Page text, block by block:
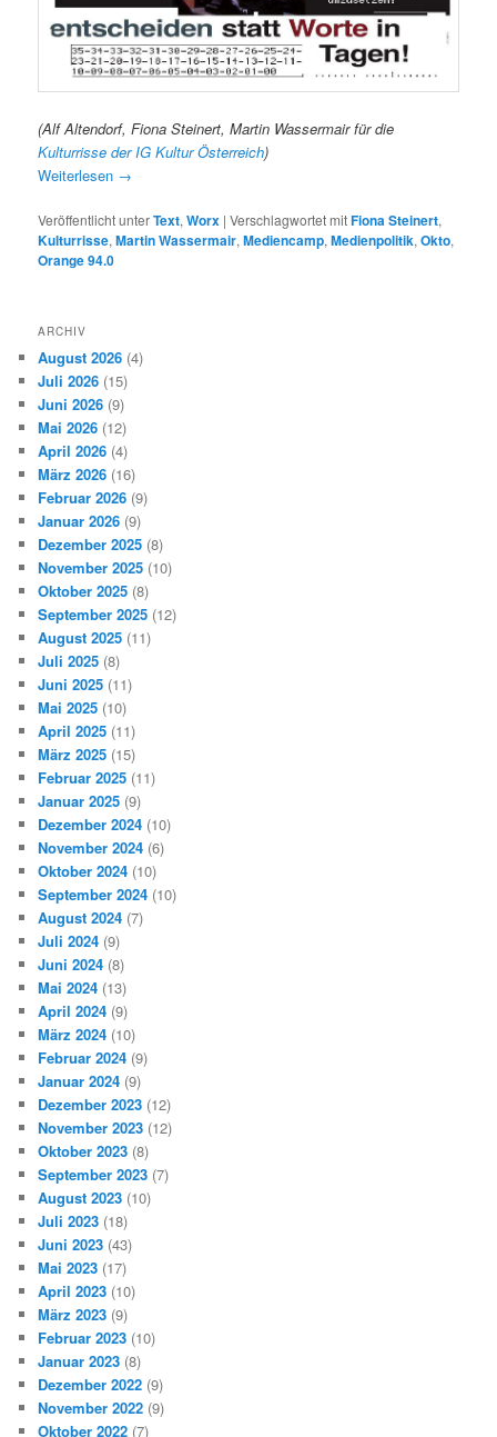
(Alf Altendorf, Fiona Steinert, Martin Wassermair für die
Kulturrisse der IG Kultur Österreich)
Weiterlesen →
Veröffentlicht unterText,Worx |Verschlagwortet mitFiona Steinert,
Kulturrisse,Martin Wassermair,Mediencamp,Medienpolitik,Okto,
Orange 94.0
ARCHIV
August 2026 (4)
Juli 2026 (15)
Juni 2026 (9)
Mai 2026 (12)
April 2026 (4)
März 2026 (16)
Februar 2026 (9)
Januar 2026 (9)
Dezember 2025 (8)
November 2025 (10)
Oktober 2025 (8)
September 2025 (12)
August 2025 (11)
Juli 2025 (8)
Juni 2025 (11)
Mai 2025 (10)
April 2025 (11)
März 2025 (15)
Februar 2025 (11)
Januar 2025 (9)
Dezember 2024 (10)
November 2024 (6)
Oktober 2024 (10)
September 2024 (10)
August 2024 (7)
Juli 2024 (9)
Juni 2024 (8)
Mai 2024 (13)
April 2024 (9)
März 2024 (10)
Februar 2024 (9)
Januar 2024 (9)
Dezember 2023 (12)
November 2023 (12)
Oktober 2023 (8)
September 2023 (7)
August 2023 (10)
Juli 2023 (18)
Juni 2023 (43)
Mai 2023 (17)
April 2023 (10)
März 2023 (9)
Februar 2023 (10)
Januar 2023 (8)
Dezember 2022 (9)
November 2022 (9)
Oktober 2022 (7)